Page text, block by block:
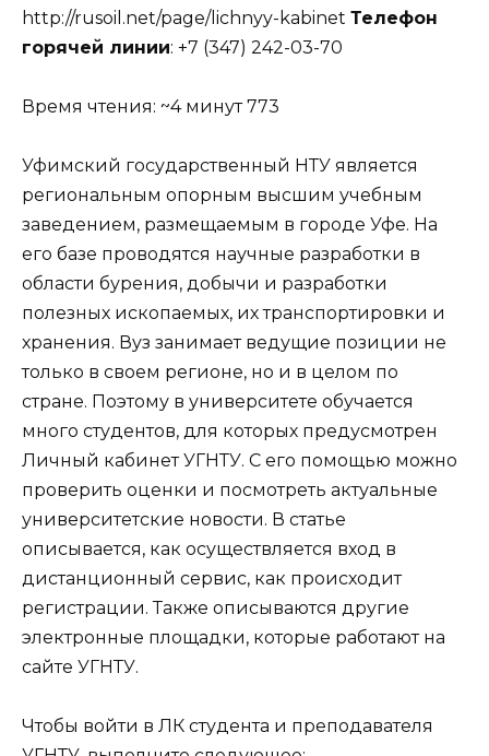
http://rusoil.net/page/lichnyy-kabinet Телефон
горячей линии: +7 (347) 242-03-70
Время чтения: ~4 минут 773
Уфимский государственный НТУ является
региональным опорным высшим учебным
заведением, размещаемым в городе Уфе. На
его базе проводятся научные разработки в
области бурения, добычи и разработки
полезных ископаемых, их транспортировки и
хранения. Вуз занимает ведущие позиции не
только в своем регионе, но и в целом по
стране. Поэтому в университете обучается
много студентов, для которых предусмотрен
Личный кабинет УГНТУ. С его помощью можно
проверить оценки и посмотреть актуальные
университетские новости. В статье
описывается, как осуществляется вход в
дистанционный сервис, как происходит
регистрации. Также описываются другие
электронные площадки, которые работают на
сайте УГНТУ.
Чтобы войти в ЛК студента и преподавателя